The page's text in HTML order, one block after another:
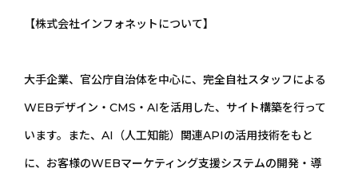
【株式会社インフォネットについて】
大手企業、官公庁自治体を中心に、完全自社スタッフによる
WEBデザイン・CMS・AIを活用した、サイト構築を行って
います。また、AI（人工知能）関連APIの活用技術をもと
に、お客様のWEBマーケティング支援システムの開発・導